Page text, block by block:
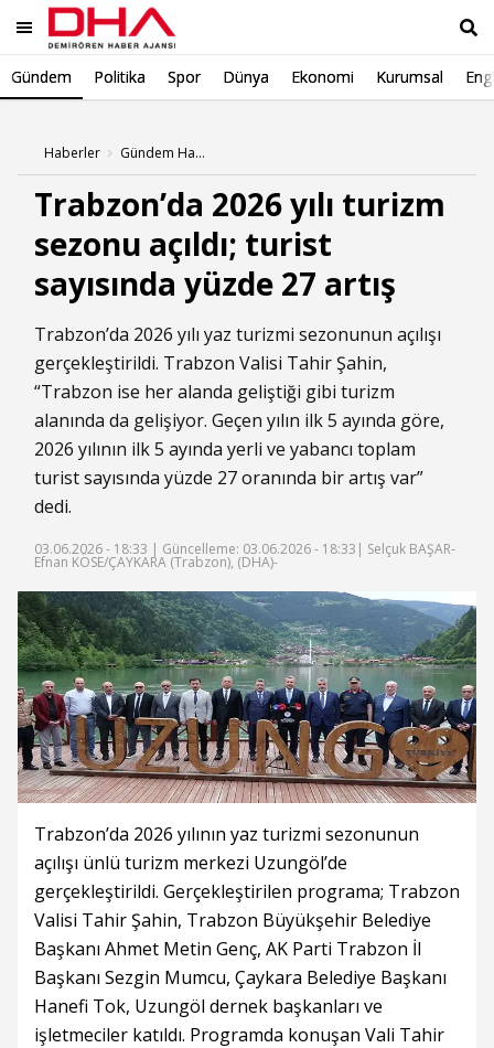
Gündem Politika Spor Dünya Ekonomi Kurumsal
Haberler Gündem Haberleri
Trabzon’da 2026 yılı turizm
sezonu açıldı; turist
sayısında yüzde 27 artış
Trabzon’da 2026 yılı yaz turizmi sezonunun açılışı
gerçekleştirildi. Trabzon Valisi Tahir Şahin,
“Trabzon ise her alanda geliştiği gibi turizm
alanında da gelişiyor. Geçen yılın ilk 5 ayında göre,
2026 yılının ilk 5 ayında yerli ve yabancı toplam
turist sayısında yüzde 27 oranında bir artış var”
dedi.
03.06.2026 - 18:33 | Güncelleme: 03.06.2026 - 18:33 | Selçuk BAŞAR-
Efnan KÖSE/ÇAYKARA (Trabzon), (DHA)-
Trabzon’da 2026 yılının yaz turizmi sezonunun
açılışı ünlü turizm merkezi Uzungöl’de
gerçekleştirildi. Gerçekleştirilen programa; Trabzon
Valisi Tahir Şahin, Trabzon Büyükşehir Belediye
Başkanı Ahmet Metin Genç, AK Parti Trabzon İl
Başkanı Sezgin Mumcu, Çaykara Belediye Başkanı
Hanefi Tok, Uzungöl dernek başkanları ve
işletmeciler katıldı. Programda konuşan Vali Tahir